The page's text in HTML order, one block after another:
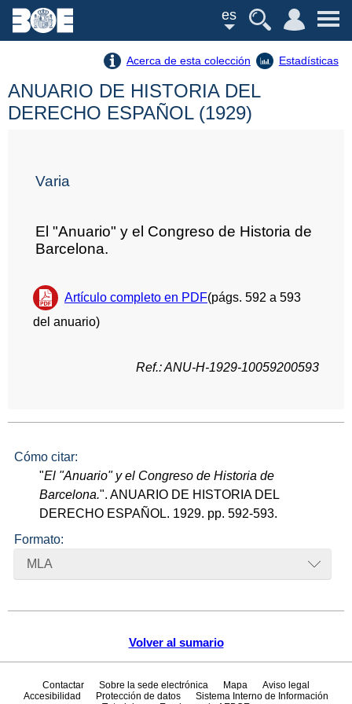
es
Acerca de esta colección Estadísticas
Volver al sumario
ANUARIO DE HISTORIA DEL
DERECHO ESPAÑOL (1929)
Varia
El "Anuario" y el Congreso de Historia de
Barcelona.
Artículo completo en PDF(págs. 592 a 593
del anuario)
Ref.: ANU-H-1929-10059200593
Cómo citar:
"El "Anuario" y el Congreso de Historia de
Barcelona.". ANUARIO DE HISTORIA DEL
DERECHO ESPAÑOL. 1929. pp. 592-593.
Formato:
MLA
Contactar Sobre la sede electrónica Mapa
Aviso legal
Accesibilidad
Protección de datos
Sistema Interno de Información